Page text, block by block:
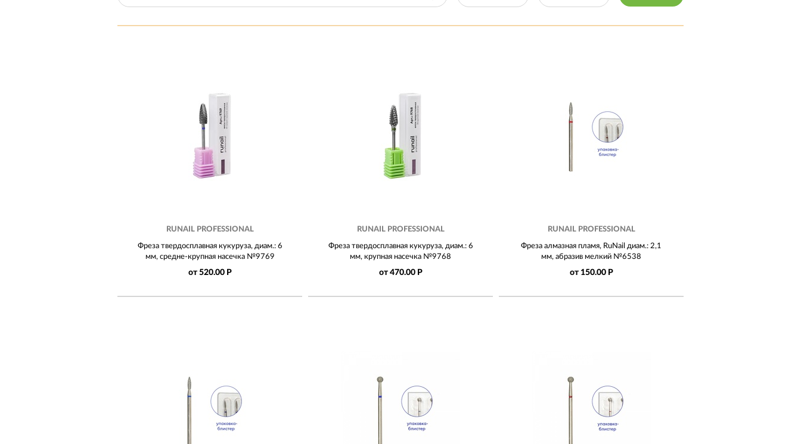
RUNAIL PROFESSIONAL
Фреза твердосплавная кукуруза, диам.: 6
мм, средне-крупная насечка №9769
от 520.00 Р
RUNAIL PROFESSIONAL
Фреза твердосплавная кукуруза, диам.: 6
мм, крупная насечка №9768
от 470.00 Р
RUNAIL PROFESSIONAL
Фреза алмазная пламя, RuNail диам.: 2,1
мм, абразив мелкий №6538
от 150.00 Р